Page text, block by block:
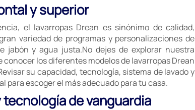
y superior
el lavarropas Drean es sinónimo de calidad,
variedad de programas y personalizaciones de
jabón y agua justa.No dejes de explorar nuestra
conocer los diferentes modelos de lavarropas Drean
su capacidad, tecnología, sistema de lavado y
para escoger el más adecuado para tu casa.
de vanguardia